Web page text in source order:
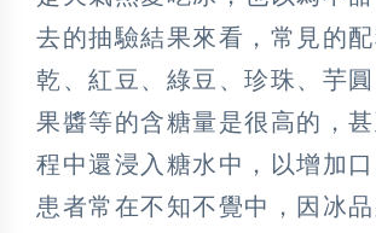
去的抽驗結果來看，常見的
乾、紅豆、綠豆、珍珠、芋圓
果醬等的含糖量是很高的，
程中還浸入糖水中，以增加
患者常在不知不覺中，因冰